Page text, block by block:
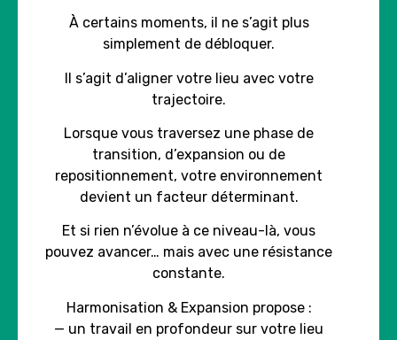
À certains moments, il ne s’agit plus
simplement de débloquer.
Il s’agit d’aligner votre lieu avec votre
trajectoire.
Lorsque vous traversez une phase de
transition, d’expansion ou de
repositionnement, votre environnement
devient un facteur déterminant.
Et si rien n’évolue à ce niveau-là, vous
pouvez avancer… mais avec une résistance
constante.
Harmonisation & Expansion propose :
— un travail en profondeur sur votre lieu